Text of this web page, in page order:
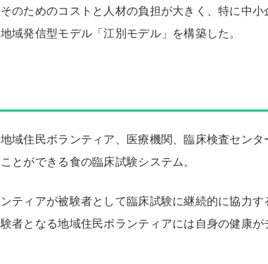
のためのコストと人材の負担が大きく、特に中
域発信型モデル「江別モデル」を構築した。
域住民ボランティア、医療機関、臨床検査セン
とができる食の臨床試験システム。
ティアが被験者として臨床試験に継続的に協力
者となる地域住民ボランティアには自身の健康